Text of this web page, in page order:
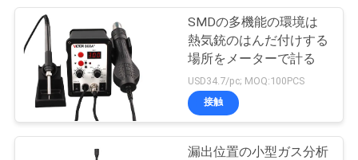
い
ュ
デジタル地球抵抗
のテスター
SMDの多機能の環境は
熱気銃のはんだ付けする
場所をメーターで計る
USD34.7/pc; MOQ:100PCS
接触
漏出位置の小型ガス分析